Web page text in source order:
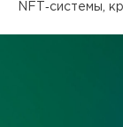
NFT‑системы,